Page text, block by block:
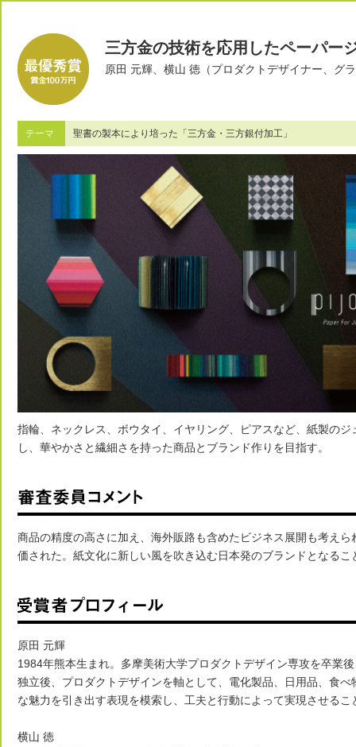
三方金の技術を応用したペーパー
原田 元輝、横山 徳（プロダクトデザイナー、グ
テーマ 聖書の製本により培った「三方金・三方銀付加工」
指輪、ネックレス、ボウタイ、イヤリング、ピアスなど、紙製の
し、華やかさと繊細さを持った商品とブランド作りを目指す。
商品の精度の高さに加え、海外販路も含めたビジネス展開も考え
価された。紙文化に新しい風を吹き込む日本発のブランドとなるこ
原田 元輝
1984年熊本生まれ。多摩美術大学プロダクトデザイン専攻を卒業
独立後、プロダクトデザインを軸として、電化製品、日用品、食
な魅力を引き出す表現を模索し、工夫と行動によって実現させるこ
横山 徳